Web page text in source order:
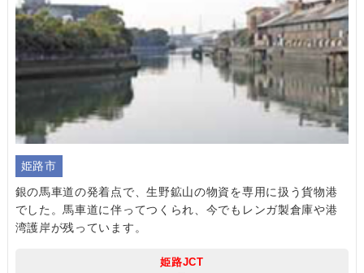
姫路市
銀の馬車道の発着点で、生野鉱山の物資を専用に扱う貨物港
でした。馬車道に伴ってつくられ、今でもレンガ製倉庫や港
湾護岸が残っています。
姫路JCT